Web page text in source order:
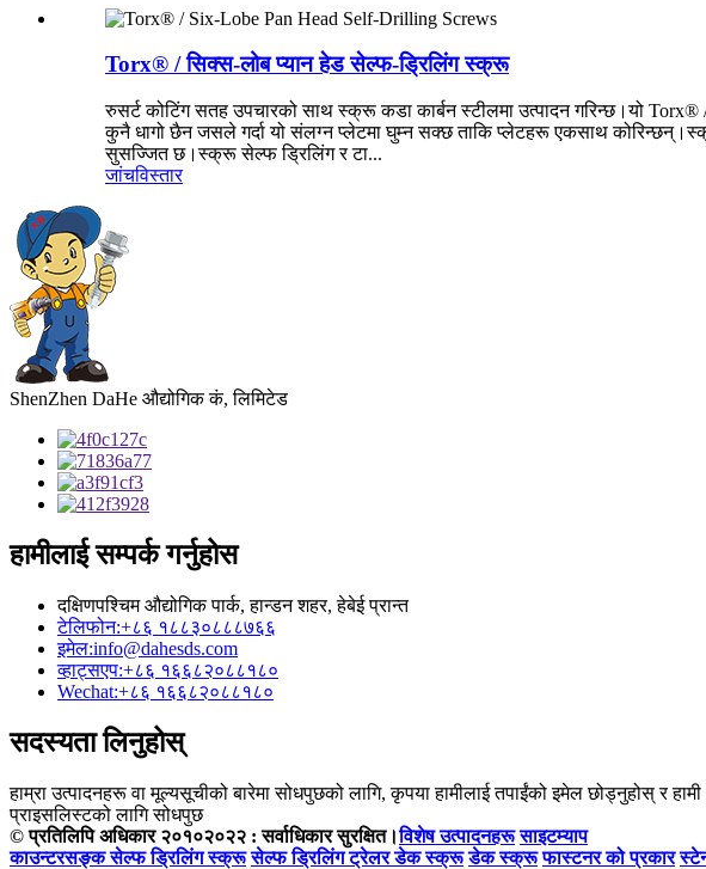
Torx® / सिक्स-लोब प्यान हेड सेल्फ-ड्रिलिंग स्क्रू
रुसर्ट कोटिंग सतह उपचारको साथ स्क्रू कडा कार्बन स्टीलमा उत्पादन गरिन्छ।यो
कुनै धागो छैन जसले गर्दा यो संलग्न प्लेटमा घुम्न सक्छ ताकि प्लेटहरू एकसाथ
सुसज्जित छ।स्क्रू सेल्फ ड्रिलिंग र टा...
जांचविस्तार
ShenZhen DaHe औद्योगिक कं, लिमिटेड
हामीलाई सम्पर्क गर्नुहोस
दक्षिणपश्चिम औद्योगिक पार्क, हान्डन शहर, हेबेई प्रान्त
टेलिफोन:+८६ १८८३०८८८७६६
इमेल:info@dahesds.com
व्हाट्सएप:+८६ १६६८२०८८१८०
Wechat:+८६ १६६८२०८८१८०
सदस्यता लिनुहोस्
हाम्रा उत्पादनहरू वा मूल्यसूचीको बारेमा सोधपुछको लागि, कृपया हामीलाई तपाईंको इमेल छोड्नुहोस् र
प्राइसलिस्टको लागि सोधपुछ
© प्रतिलिपि अधिकार २०१०२०२२ : सर्वाधिकार सुरक्षित।विशेष उत्पादनहरू साइटम्याप
काउन्टरसङ्क सेल्फ ड्रिलिंग स्क्रू सेल्फ ड्रिलिंग ट्रेलर डेक स्क्रू डेक स्क्रू फास्टनर को प्रकार